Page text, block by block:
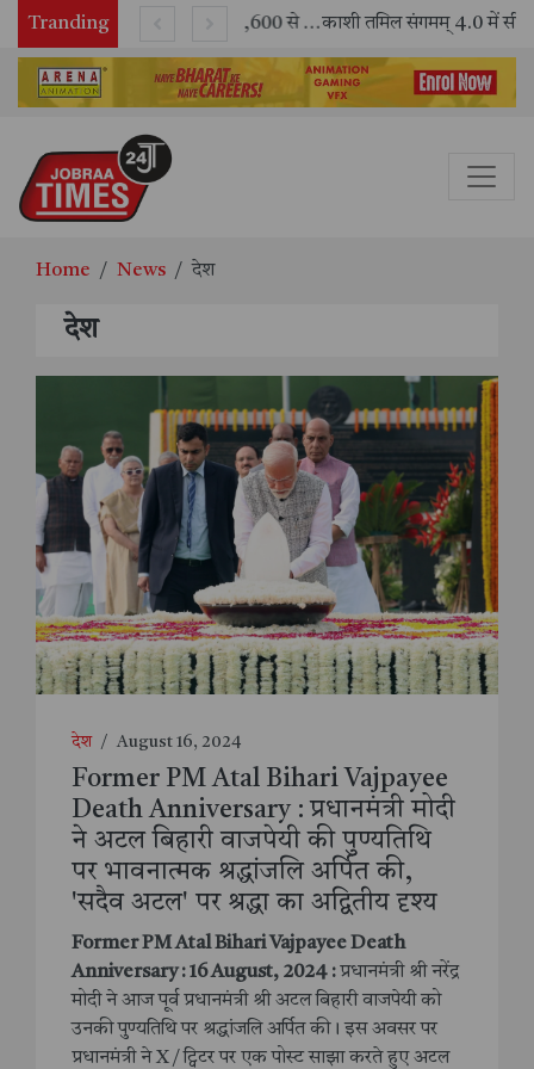
Tranding भारतीय रेलवे ने 11 वर्षों में 42,600 से अधिक एलएचबी कोचों का निर्माण कर आधुनिक रेल यात्रा को और सुरक्षित बनाया काशी तमिल संगमम् 4.0 में सीआईसीटी का स्टॉल बना तमिल भाषा और संस्कृति का केंद्र, ‘तमिल करकलाम’ से सीखना हुआ सरल
Home News देश
देश
देश / August 16, 2024
Former PM Atal Bihari Vajpayee
Death Anniversary : प्रधानमंत्री मोदी
ने अटल बिहारी वाजपेयी की पुण्यतिथि
पर भावनात्मक श्रद्धांजलि अर्पित की,
'सदैव अटल' पर श्रद्धा का अद्वितीय दृश्य
Former PM Atal Bihari Vajpayee Death
Anniversary : 16 August, 2024 :प्रधानमंत्री श्री नरेंद्र
मोदी ने आज पूर्व प्रधानमंत्री श्री अटल बिहारी वाजपेयी को
उनकी पुण्यतिथि पर श्रद्धांजलि अर्पित की। इस अवसर पर
प्रधानमंत्री ने X / ट्विटर पर एक पोस्ट साझा करते हुए अटल